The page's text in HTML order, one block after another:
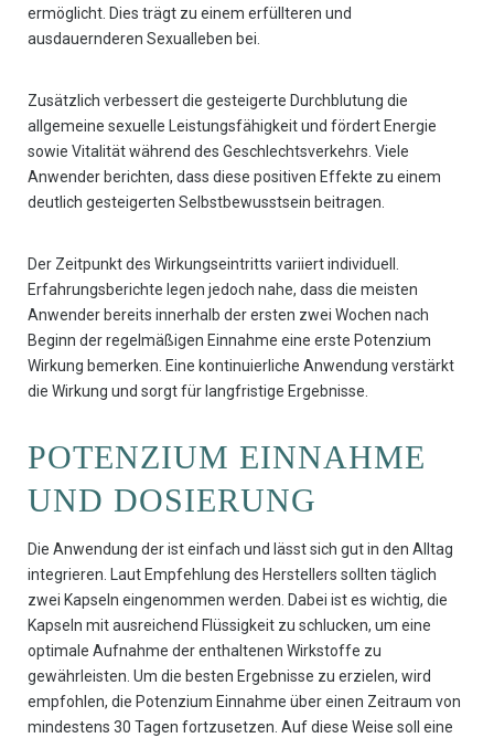
ermöglicht. Dies trägt zu einem erfüllteren und
ausdauernderen Sexualleben bei.
Zusätzlich verbessert die gesteigerte Durchblutung die
allgemeine sexuelle Leistungsfähigkeit und fördert Energie
sowie Vitalität während des Geschlechtsverkehrs. Viele
Anwender berichten, dass diese positiven Effekte zu einem
deutlich gesteigerten Selbstbewusstsein beitragen.
Der Zeitpunkt des Wirkungseintritts variiert individuell.
Erfahrungsberichte legen jedoch nahe, dass die meisten
Anwender bereits innerhalb der ersten zwei Wochen nach
Beginn der regelmäßigen Einnahme eine erste Potenzium
Wirkung bemerken. Eine kontinuierliche Anwendung verstärkt
die Wirkung und sorgt für langfristige Ergebnisse.
POTENZIUM EINNAHME
UND DOSIERUNG
Die Anwendung der ist einfach und lässt sich gut in den Alltag
integrieren. Laut Empfehlung des Herstellers sollten täglich
zwei Kapseln eingenommen werden. Dabei ist es wichtig, die
Kapseln mit ausreichend Flüssigkeit zu schlucken, um eine
optimale Aufnahme der enthaltenen Wirkstoffe zu
gewährleisten. Um die besten Ergebnisse zu erzielen, wird
empfohlen, die Potenzium Einnahme über einen Zeitraum von
mindestens 30 Tagen fortzusetzen. Auf diese Weise soll eine